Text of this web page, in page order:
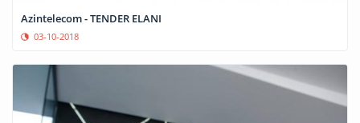
Azintelecom - TENDER ELANI
03-10-2018